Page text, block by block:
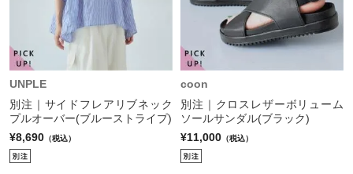
UNPLE
別注｜サイドフレアリブネック
プルオーバー(ブルーストライプ)
¥8,690 （税込）
coon
別注｜クロスレザーボリューム
ソールサンダル(ブラック)
¥11,000 （税込）